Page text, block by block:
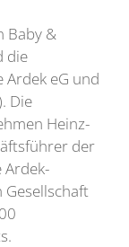
Baby &
die
Ardek eG und
Die
Heinz-
der
Ardek-
Gesellschaft